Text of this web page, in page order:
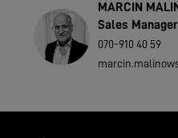
MARCIN
Sales Manager
070-910 40 59